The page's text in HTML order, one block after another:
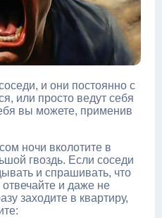
и они постоянно с
или просто ведут себя
вы можете, применив
ночи вколотите в
гвоздь. Если соседи
и спрашивать, что
и даже не
заходите в квартиру,